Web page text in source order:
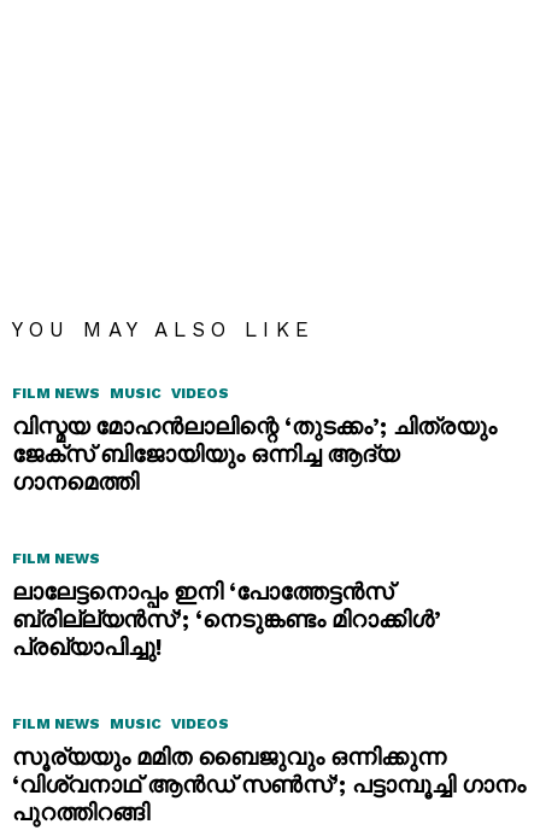
YOU MAY ALSO LIKE
FILM NEWS MUSIC VIDEOS
വിസ്മയ മോഹൻലാലിന്റെ ‘തുടക്കം’; ചിത്രയും
ജേക്സ് ബിജോയിയും ഒന്നിച്ച ആദ്യ
ഗാനമെത്തി
FILM NEWS
ലാലേട്ടനൊപ്പം ഇനി ‘പോത്തേട്ടൻസ്
ബ്രില്ല്യൻസ്’; ‘നെടുങ്കണ്ടം മിറാക്കിൾ’
പ്രഖ്യാപിച്ചു!
FILM NEWS MUSIC VIDEOS
സൂര്യയും മമിത ബൈജുവും ഒന്നിക്കുന്ന
‘വിശ്വനാഥ് ആൻഡ് സൺസ്’; പട്ടാമ്പൂച്ചി ഗാനം
പുറത്തിറങ്ങി